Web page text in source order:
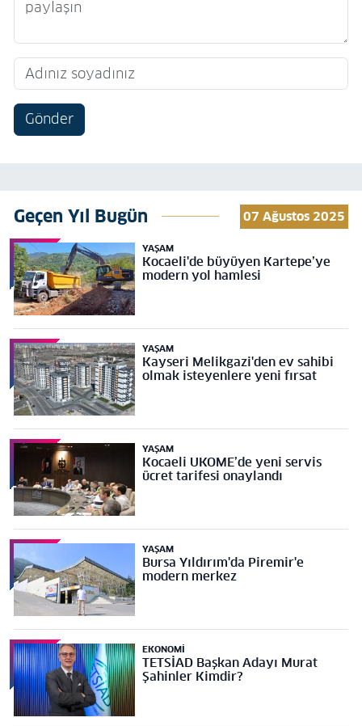
Gönder
Geçen Yıl Bugün 07 Ağustos 2025
YAŞAM
Kocaeli'de büyüyen Kartepe’ye
modern yol hamlesi
YAŞAM
Kayseri Melikgazi'den ev sahibi
olmak isteyenlere yeni fırsat
YAŞAM
Kocaeli UKOME’de yeni servis
ücret tarifesi onaylandı
YAŞAM
Bursa Yıldırım'da Piremir'e
modern merkez
EKONOMI
TETSİAD Başkan Adayı Murat
Şahinler Kimdir?